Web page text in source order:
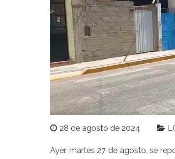
28 de agosto de 2024
Ayer, martes 27 de agosto, se